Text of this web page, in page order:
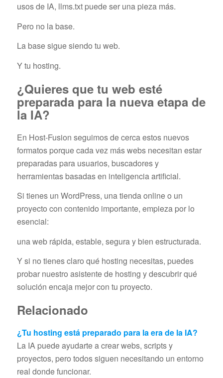
usos de IA, llms.txt puede ser una pieza más.
Pero no la base.
La base sigue siendo tu web.
Y tu hosting.
¿Quieres que tu web esté
preparada para la nueva etapa de
la IA?
En Host-Fusion seguimos de cerca estos nuevos
formatos porque cada vez más webs necesitan estar
preparadas para usuarios, buscadores y
herramientas basadas en inteligencia artificial.
Si tienes un WordPress, una tienda online o un
proyecto con contenido importante, empieza por lo
esencial:
una web rápida, estable, segura y bien estructurada.
Y si no tienes claro qué hosting necesitas, puedes
probar nuestro asistente de hosting y descubrir qué
solución encaja mejor con tu proyecto.
Relacionado
¿Tu hosting está preparado para la era de la IA?
La IA puede ayudarte a crear webs, scripts y
proyectos, pero todos siguen necesitando un entorno
real donde funcionar.